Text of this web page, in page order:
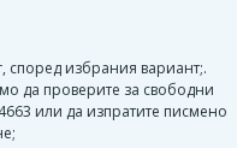
според избрания вариант;.
да проверите за свободни
или да изпратите писмено